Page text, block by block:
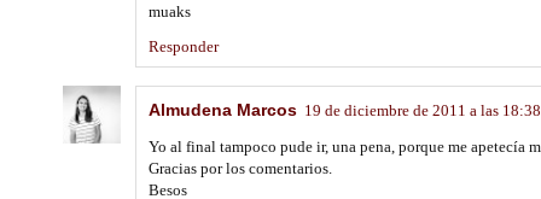
muaks
Responder
Almudena Marcos 19 de diciembre de 2011 a las 18:38
Yo al final tampoco pude ir, una pena, porque me apetecía
Gracias por los comentarios.
Besos